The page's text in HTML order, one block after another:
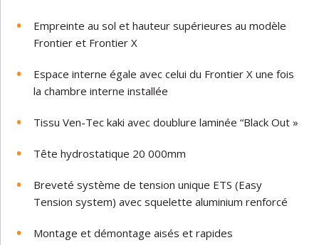
Empreinte au sol et hauteur supérieures au modèle
Frontier et Frontier X
Espace interne égale avec celui du Frontier X une fois
la chambre interne installée
Tissu Ven-Tec kaki avec doublure laminée “Black Out »
Tête hydrostatique 20 000mm
Breveté système de tension unique ETS (Easy
Tension system) avec squelette aluminium renforcé
Montage et démontage aisés et rapides